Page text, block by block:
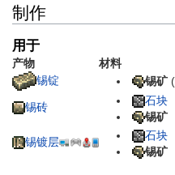
制作
用于
产物 材料
锡锭
锡矿
锡砖
石块
锡矿
锡镀层
石块
锡矿